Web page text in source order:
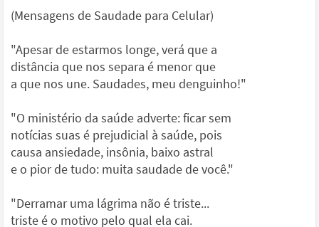
(Mensagens de Saudade para Celular)
"Apesar de estarmos longe, verá que a
distância que nos separa é menor que
a que nos une. Saudades, meu denguinho!"
"O ministério da saúde adverte: ficar sem
notícias suas é prejudicial à saúde, pois
causa ansiedade, insônia, baixo astral
e o pior de tudo: muita saudade de você."
"Derramar uma lágrima não é triste...
triste é o motivo pelo qual ela cai.